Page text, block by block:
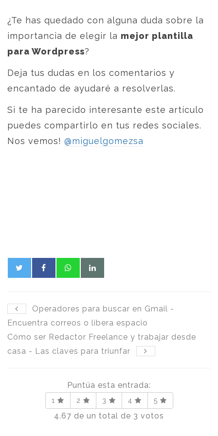
¿Te has quedado con alguna duda sobre la
importancia de elegir la mejor plantilla
para Wordpress?
Deja tus dudas en los comentarios y
encantado de ayudaré a resolverlas.
Si te ha parecido interesante este artículo
puedes compartirlo en tus redes sociales.
Nos vemos! @miguelgomezsa
Operadores para buscar en Gmail -
Encuentra correos o libera espacio
Cómo ser Redactor Freelance y trabajar desde
casa - Las claves para triunfar
Puntúa esta entrada:
1 2 3 4 5
4.67 de un total de 3 votos